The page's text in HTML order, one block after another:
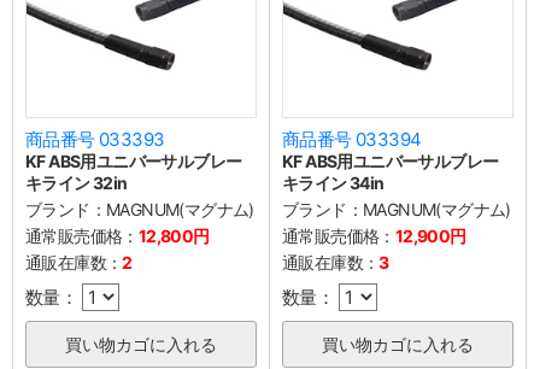
商品番号 033393
KF ABS用ユニバーサルブレー
キライン 32in
ブランド： MAGNUM(マグナム)
通常販売価格： 12,800円
通販在庫数：2
数量：
商品番号 033394
KF ABS用ユニバーサルブレー
キライン 34in
ブランド： MAGNUM(マグナム)
通常販売価格： 12,900円
通販在庫数：3
数量：